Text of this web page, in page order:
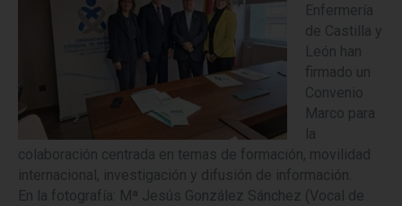
Enfermería
de Castilla y
León han
firmado un
Convenio
Marco para
la
colaboración centrada en temas de formación, movilidad
internacional, investigación y difusión de información.
En la fotografía: Mª Jesús González Sánchez (Vocal de